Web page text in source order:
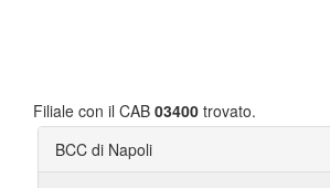
Filiale con il CAB 03400 trovato.
BCC di Napoli